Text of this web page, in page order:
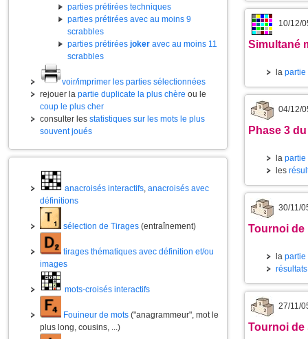
parties prétirées techniques
parties prétirées avec au moins 9
scrabbles
parties prétirées joker avec au moins 11
scrabbles
voir/imprimer les parties sélectionnées
rejouer la partie duplicate la plus chère ou le
coup le plus cher
consulter les statistiques sur les mots le plus
souvent joués
anacroisés interactifs, anacroisés avec
définitions
sélection de Tirages (entraînement)
tirages thématiques avec définition et/ou
images
mots-croisés interactifs
Fouineur de mots ("anagrammeur", mot le
plus long, cousins, ...)
10/12/
Simultané
la partie
04/12/
Phase 3
la partie
les
30/11/
Tournoi de
la partie
27/11/
Tournoi de